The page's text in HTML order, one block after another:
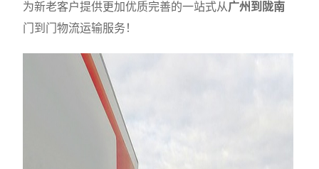
为新老客户提供更加优质完善的一站式从广州到陇南
门到门物流运输服务！